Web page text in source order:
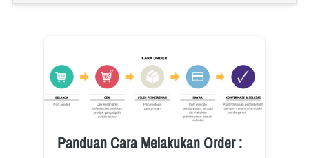
Panduan Cara Melakukan Order :